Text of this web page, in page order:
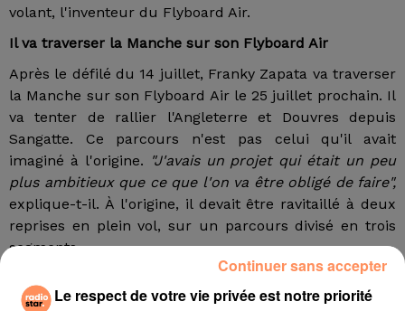
volant, l'inventeur du Flyboard Air.
Il va traverser la Manche sur son Flyboard Air
Après le défilé du 14 juillet, Franky Zapata va traverser
la Manche sur son Flyboard Air le 25 juillet prochain. Il
va tenter de rallier l'Angleterre et Douvres depuis
Sangatte. Ce parcours n'est pas celui qu'il avait
imaginé à l'origine. "J'avais un projet qui était un peu
plus ambitieux que ce que l'on va être obligé de faire",
explique-t-il. À l'origine, il devait être ravitaillé à deux
reprises en plein vol, sur un parcours divisé en trois
segments.
"J'ai obtenu les autorisations côté anglais pour
ravitailler, mais côté français ça m'a été refusé. Du
Le respect de votre vie privée est notre priorité
Continuer sans accepter